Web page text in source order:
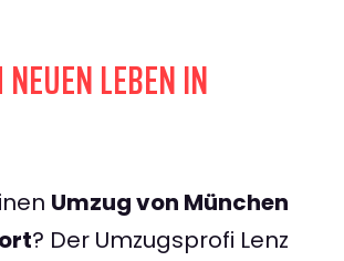
LEBEN IN
Umzug von München
? Der Umzugsprofi Lenz